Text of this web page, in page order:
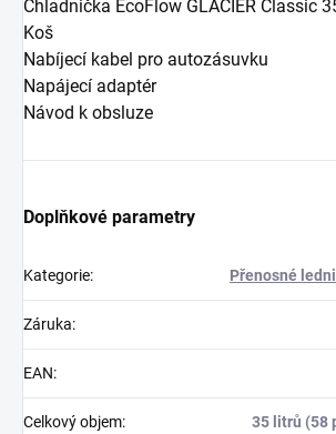
Chladnička EcoFlow GLACIER Classic
Koš
Nabíjecí kabel pro autozásuvku
Napájecí adaptér
Návod k obsluze
Doplňkové parametry
Kategorie: Přenosné
Záruka:
EAN:
Celkový objem: 35 litrů (58